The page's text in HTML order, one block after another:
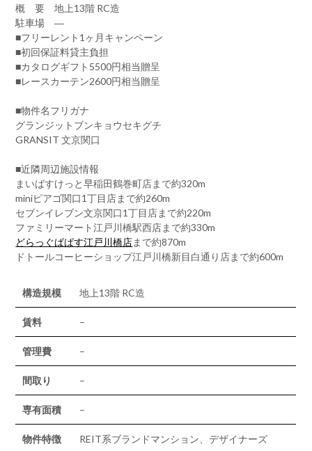
概 要 地上13階 RC造
駐車場 ―
■フリーレント1ヶ月キャンペーン
■初回保証料貸主負担
■カタログギフト5500円相当贈呈
■レースカーテン2600円相当贈呈
■物件名フリガナ
グランジットブンキョウセキグチ
GRANSIT 文京関口
■近隣周辺施設情報
まいばすけっと早稲田鶴巻町店まで約320m
miniピアゴ関口1丁目店まで約260m
セブンイレブン文京関口1丁目店まで約220m
ファミリーマート江戸川橋駅西店まで約330m
どらっぐぱぱす江戸川橋店まで約870m
ドトールコーヒーショップ江戸川橋新目白通り店まで約600m
構造規模 地上13階 RC造
賃料 –
管理費 –
間取り –
専有面積 –
物件特徴 REIT系ブランドマンション、デザイナーズ